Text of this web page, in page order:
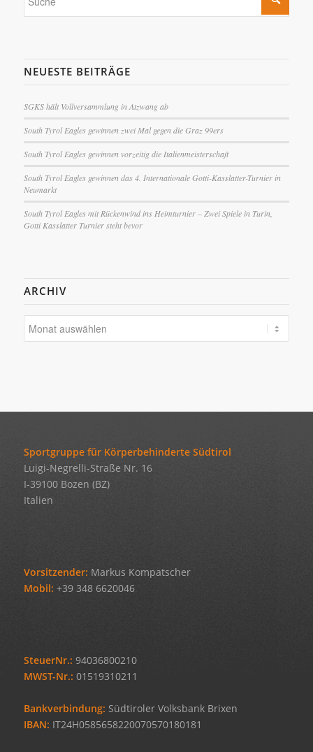
NEUESTE BEITRÄGE
SGKS hält Vollversammlung in Atzwang ab
South Tyrol Eagles gewinnen zwei Mal gegen die Graz 99ers
South Tyrol Eagles gewinnen vorzeitig die Italienmeisterschaft
South Tyrol Eagles gewinnen das 4. Internationale Gotti-Kasslatter-Turnier in
Neumarkt
South Tyrol Eagles mit Rückenwind ins Heimturnier – Zwei Spiele in Turin,
Gotti Kasslatter Turnier steht bevor
ARCHIV
Sportgruppe für Körperbehinderte Südtirol
Luigi-Negrelli-Straße Nr. 16
I-39100 Bozen (BZ)
Italien
Vorsitzender: Markus Kompatscher
Mobil: +39 348 6620046
SteuerNr.: 94036800210
MWST-Nr.: 01519310211
Bankverbindung: Südtiroler Volksbank Brixen
IBAN: IT24H0585658220070570180181